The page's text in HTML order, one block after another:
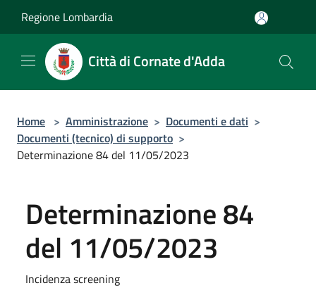
Regione Lombardia
Città di Cornate d'Adda
Home > Amministrazione > Documenti e dati >
Documenti (tecnico) di supporto >
Determinazione 84 del 11/05/2023
Determinazione 84
del 11/05/2023
Incidenza screening